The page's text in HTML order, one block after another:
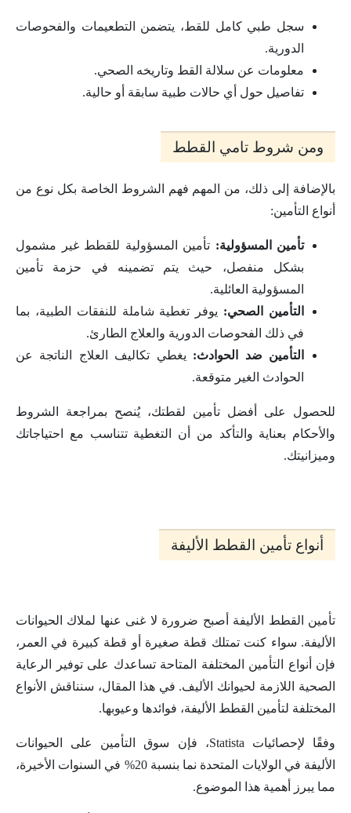
سجل طبي كامل للقط، يتضمن التطعيمات والفحوصات
الدورية.
معلومات عن سلالة القط وتاريخه الصحي.
تفاصيل حول أي حالات طبية سابقة أو حالية.
ومن شروط تامي القطط
بالإضافة إلى ذلك، من المهم فهم الشروط الخاصة بكل نوع من
أنواع التأمين:
تأمين المسؤولية: تأمين المسؤولية للقطط غير مشمول
بشكل منفصل، حيث يتم تضمينه في حزمة تأمين
المسؤولية العائلية.
التأمين الصحي: يوفر تغطية شاملة للنفقات الطبية، بما
في ذلك الفحوصات الدورية والعلاج الطارئ.
التأمين ضد الحوادث: يغطي تكاليف العلاج الناتجة عن
الحوادث الغير متوقعة.
للحصول على أفضل تأمين لقطتك، يُنصح بمراجعة الشروط
والأحكام بعناية والتأكد من أن التغطية تتناسب مع احتياجاتك
وميزانيتك.
أنواع تأمين القطط الأليفة
تأمين القطط الأليفة أصبح ضرورة لا غنى عنها لملاك الحيوانات
الأليفة. سواء كنت تمتلك قطة صغيرة أو قطة كبيرة في العمر،
فإن أنواع التأمين المختلفة المتاحة تساعدك على توفير الرعاية
الصحية اللازمة لحيوانك الأليف. في هذا المقال، سنناقش الأنواع
المختلفة لتأمين القطط الأليفة، فوائدها وعيوبها.
وفقًا لإحصائيات Statista، فإن سوق التأمين على الحيوانات
الأليفة في الولايات المتحدة نما بنسبة 20% في السنوات الأخيرة،
مما يبرز أهمية هذا الموضوع.